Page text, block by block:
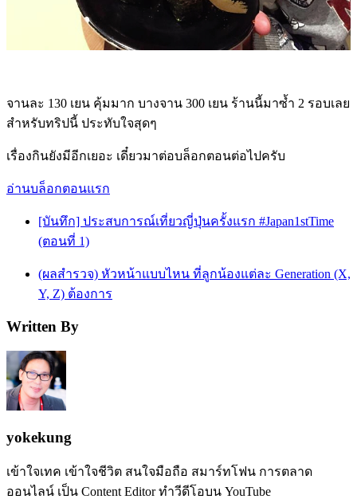
จานละ 130 เยน คุ้มมาก บางจาน 300 เยน ร้านนี้มาซ้ำ 2 รอบเลย
สำหรับทริปนี้ ประทับใจสุดๆ
เรื่องกินยังมีอีกเยอะ เดี๋ยวมาต่อบล็อกตอนต่อไปครับ
อ่านบล็อกตอนแรก
[บันทึก] ประสบการณ์เที่ยวญี่ปุ่นครั้งแรก #Japan1stTime
(ตอนที่ 1)
(ผลสำรวจ) หัวหน้าแบบไหน ที่ลูกน้องแต่ละ Generation (X,
Y, Z) ต้องการ
Written By
yokekung
เข้าใจเทค เข้าใจชีวิต สนใจมือถือ สมาร์ทโฟน การตลาด
ออนไลน์ เป็น Content Editor ทำวีดีโอบน YouTube